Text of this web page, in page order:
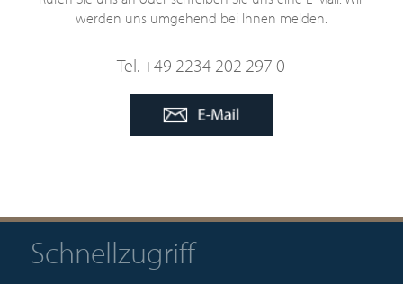
werden uns umgehend bei Ihnen melden.
Tel. +49 2234 202 297 0
Schnellzugriff